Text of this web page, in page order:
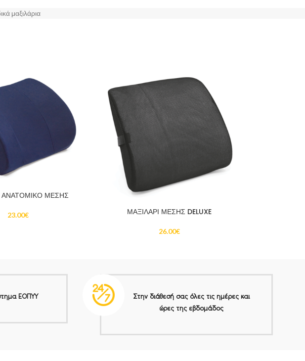
μαξιλάρια
ΑΝΑΤΟΜΙΚΟ ΜΕΣΗΣ
23.00€ ΜΑΞΙΛΑΡΙ ΜΕΣΗΣ DELUXE
26.00€
ΕΟΠΥΥ
Στην διάθεσή σας όλες τις ημέρες και
ώρες της εβδομάδος